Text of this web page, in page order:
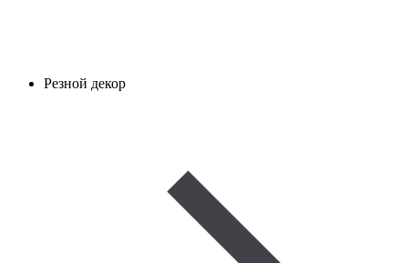
Резной декор